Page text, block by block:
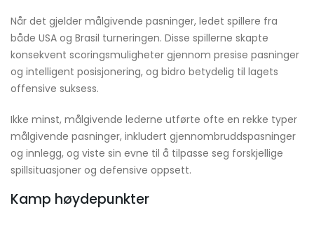
Når det gjelder målgivende pasninger, ledet spillere fra
både USA og Brasil turneringen. Disse spillerne skapte
konsekvent scoringsmuligheter gjennom presise pasninger
og intelligent posisjonering, og bidro betydelig til lagets
offensive suksess.
Ikke minst, målgivende lederne utførte ofte en rekke typer
målgivende pasninger, inkludert gjennombruddspasninger
og innlegg, og viste sin evne til å tilpasse seg forskjellige
spillsituasjoner og defensive oppsett.
Kamp høydepunkter